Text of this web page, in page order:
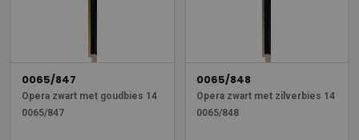
0065/847
Opera zwart met goudbies 14
0065/847
0065/848
Opera zwart met zilverbies 14
0065/848